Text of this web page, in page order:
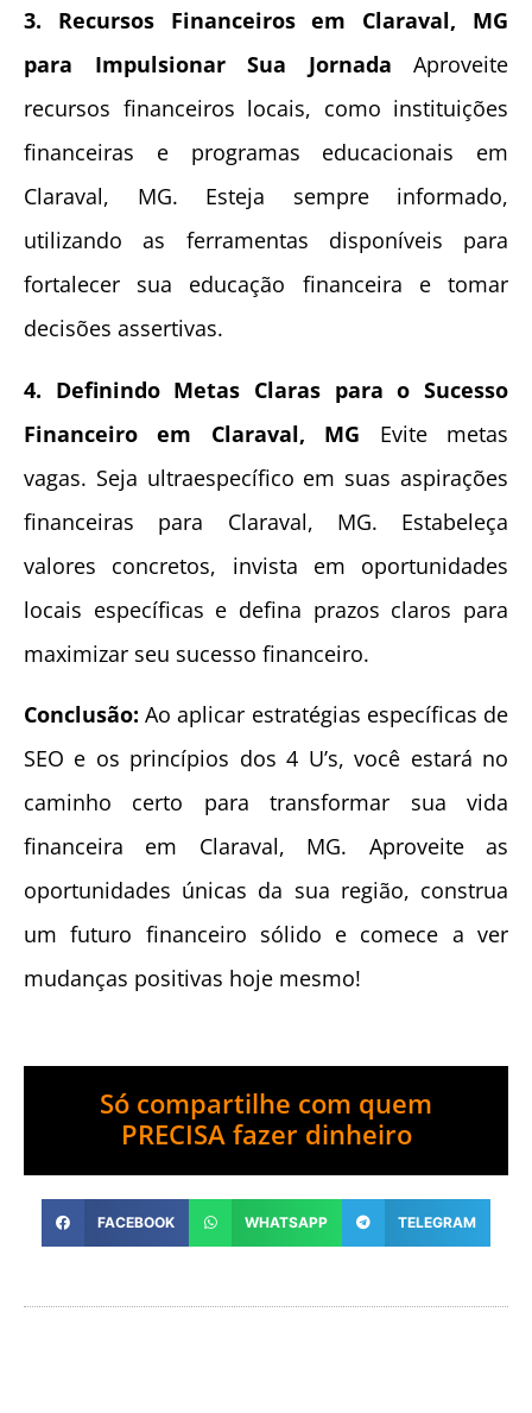
3. Recursos Financeiros em Claraval, MG
para Impulsionar Sua Jornada Aproveite
recursos financeiros locais, como instituições
financeiras e programas educacionais em
Claraval, MG. Esteja sempre informado,
utilizando as ferramentas disponíveis para
fortalecer sua educação financeira e tomar
decisões assertivas.
4. Definindo Metas Claras para o Sucesso
Financeiro em Claraval, MG Evite metas
vagas. Seja ultraespecífico em suas aspirações
financeiras para Claraval, MG. Estabeleça
valores concretos, invista em oportunidades
locais específicas e defina prazos claros para
maximizar seu sucesso financeiro.
Conclusão: Ao aplicar estratégias específicas de
SEO e os princípios dos 4 U’s, você estará no
caminho certo para transformar sua vida
financeira em Claraval, MG. Aproveite as
oportunidades únicas da sua região, construa
um futuro financeiro sólido e comece a ver
mudanças positivas hoje mesmo!
Só compartilhe com quem
PRECISA fazer dinheiro
FACEBOOK WHATSAPP TELEGRAM